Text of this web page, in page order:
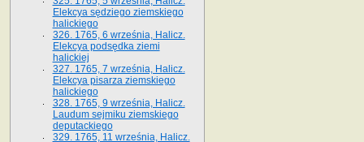
Elekcya sędziego ziemskiego
halickiego
326. 1765, 6 września, Halicz.
Elekcya podsędka ziemi
halickiej
327. 1765, 7 września, Halicz.
Elekcya pisarza ziemskiego
halickiego
328. 1765, 9 września, Halicz.
Laudum sejmiku ziemskiego
deputackiego
329. 1765, 11 września, Halicz.